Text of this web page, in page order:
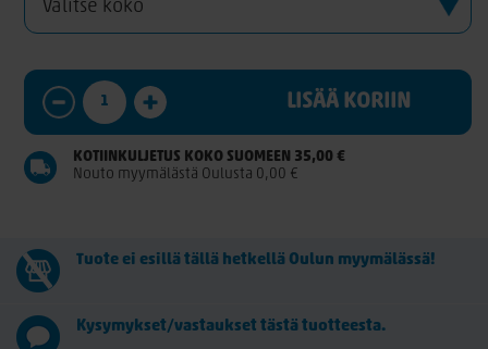
LISÄÄ KORIIN
KOTIINKULJETUS KOKO SUOMEEN 35,00 €
Nouto myymälästä Oulusta 0,00 €
Tuote ei esillä tällä hetkellä Oulun myymälässä!
Kysymykset/vastaukset tästä tuotteesta.